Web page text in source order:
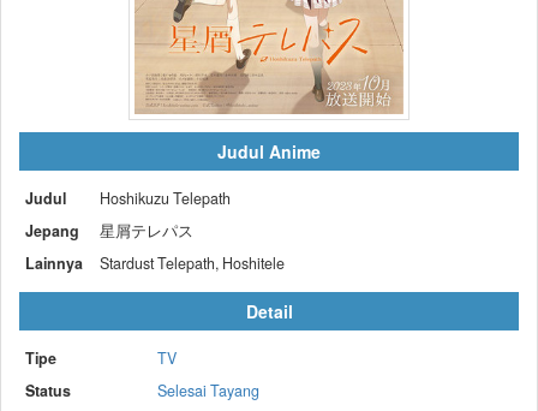
Judul Anime
Judul
Hoshikuzu Telepath
Jepang
星屑テレパス
Lainnya
Stardust Telepath, Hoshitele
Detail
Tipe
TV
Status
Selesai Tayang